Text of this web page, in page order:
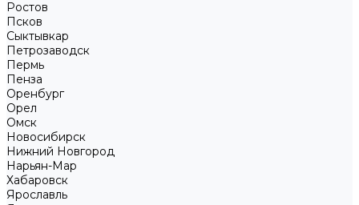
Ростов
Псков
Сыктывкар
Петрозаводск
Пермь
Пенза
Оренбург
Орел
Омск
Новосибирск
Нижний Новгород
Нарьян-Мар
Хабаровск
Ярославль